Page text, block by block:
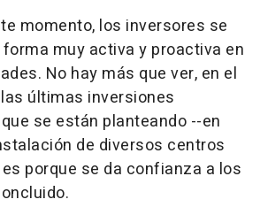
momento, los inversores se
muy activa y proactiva en
No hay más que ver, en el
últimas inversiones
se están planteando --en
de diversos centros
porque se da confianza a los